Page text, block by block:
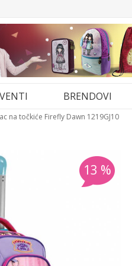
BRENDOVI
na točkiće Firefly Dawn 1219GJ10
13 %